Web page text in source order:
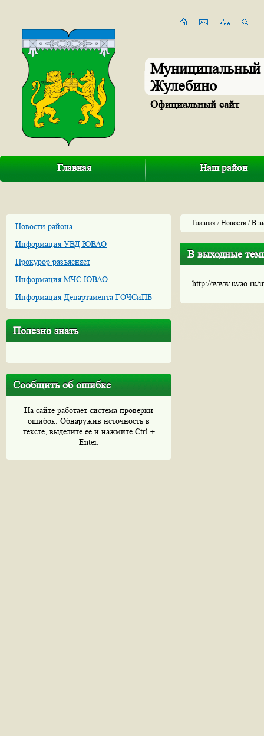
Муниципальный
Жулебино
Официальный сайт
Главная Наш район
Новости района
Информация УВД ЮВАО
Прокурор разъясняет
Информация МЧС ЮВАО
Информация Департамента ГОЧСиПБ
Полезно знать
Сообщить об ошибке
На сайте работает система проверки
ошибок. Обнаружив неточность в
тексте, выделите ее и нажмите Ctrl +
Enter.
Главная /Новости/ В
В выходные
http://www.uvao.ru/